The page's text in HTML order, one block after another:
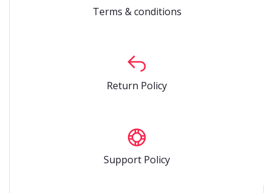
Terms & conditions
Return Policy
Support Policy